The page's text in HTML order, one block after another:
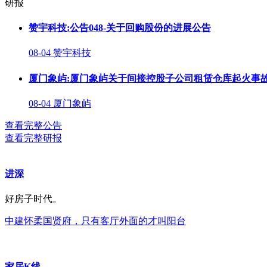
研报
赞宇科技:公告048-关于回购股份的进展公告
08-04 赞宇科技
厦门象屿:厦门象屿关于间接控股子公司租赁仓库起火事
08-04 厦门象屿
查看完整公告
查看完整研报
进深
好房子时代。
中建怀柔国贤府，只有客厅外面的才叫阳台